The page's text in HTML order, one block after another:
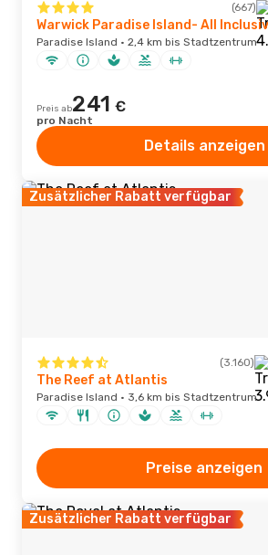
(667)
Warwick Paradise Island- All
Paradise Island · 2,4 km bis Stadtzentrum
Preis ab241 €
pro Nacht
Details anzeigen
Zusätzlicher Rabatt verfügbar
(3.160)
The Reef at Atlantis
Paradise Island · 3,6 km bis Stadtzentrum
Preise anzeigen
Zusätzlicher Rabatt verfügbar